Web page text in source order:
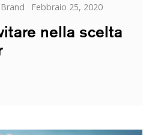
Posted
Febbraio 25, 2020
nella scelta